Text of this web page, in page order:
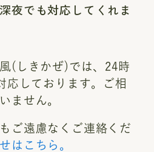
夜でも対応してくれま
(しきかぜ)では、24時
応しております。ご相
ません。
ご遠慮なくご連絡くだ
はこちら。